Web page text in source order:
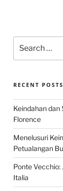
for:
RECENT POSTS
Keindahan dan
Florence
Menelusuri
Petualangan
Ponte Vecchio:
Italia